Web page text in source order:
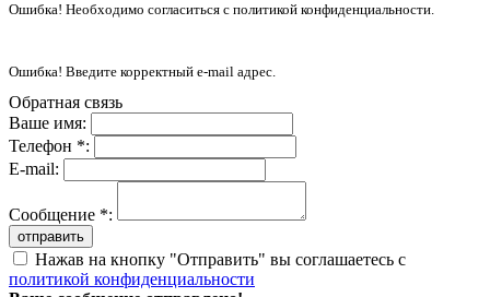
Ошибка! Необходимо согласиться с политикой конфиденциальности.
Ошибка! Введите корректный e-mail адрес.
Обратная связь
Ваше имя:
Телефон *:
E-mail:
Сообщение *:
отправить
Нажав на кнопку "Отправить" вы соглашаетесь с
политикой конфиденциальности